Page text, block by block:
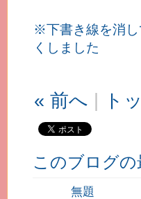
※下書き線を消し
くしました
« 前へ ト
このブログの
無題